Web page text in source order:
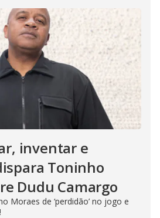
inventar e
Toninho
Dudu Camargo
Moraes de ‘perdidão’ no jogo e